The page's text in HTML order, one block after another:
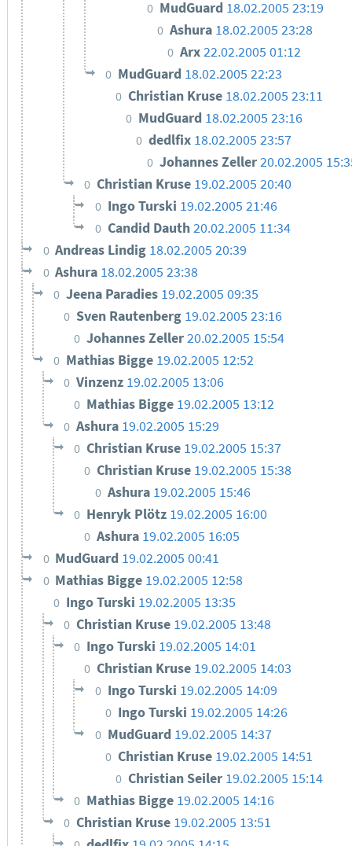
0 MudGuard 18.02.2005 23:19
0 Ashura 18.02.2005 23:28
0 Arx22.02.2005 01:12
0 MudGuard 18.02.2005 22:23
0 Christian Kruse 18.02.2005 23:11
0 MudGuard 18.02.2005 23:16
0 dedlfix 18.02.2005 23:57
0 Johannes Zeller20.02.2005
0 Christian Kruse 19.02.2005 20:40
0 Ingo Turski 19.02.2005 21:46
0 Candid Dauth20.02.2005 11:34
0 Andreas Lindig 18.02.2005 20:39
0 Ashura 18.02.2005 23:38
0 Jeena Paradies 19.02.2005 09:35
0 Sven Rautenberg 19.02.2005 23:16
0 Johannes Zeller20.02.2005 15:54
0 Mathias Bigge 19.02.2005 12:52
0 Vinzenz 19.02.2005 13:06
0 Mathias Bigge 19.02.2005 13:12
0 Ashura 19.02.2005 15:29
0 Christian Kruse 19.02.2005 15:37
0 Christian Kruse 19.02.2005 15:38
0 Ashura 19.02.2005 15:46
0 Henryk Plötz 19.02.2005 16:00
0 Ashura 19.02.2005 16:05
0 MudGuard 19.02.2005 00:41
0 Mathias Bigge 19.02.2005 12:58
0 Ingo Turski 19.02.2005 13:35
0 Christian Kruse 19.02.2005 13:48
0 Ingo Turski 19.02.2005 14:01
0 Christian Kruse 19.02.2005 14:03
0 Ingo Turski 19.02.2005 14:09
0 Ingo Turski 19.02.2005 14:26
0 MudGuard 19.02.2005 14:37
0 Christian Kruse 19.02.2005 14:51
0 Christian Seiler 19.02.2005 15:14
0 Mathias Bigge 19.02.2005 14:16
0 Christian Kruse 19.02.2005 13:51